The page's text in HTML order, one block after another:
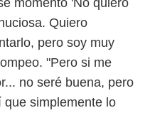
momento 'No quiero
Quiero
pero soy muy
"Pero si me
no seré buena, pero
simplemente lo